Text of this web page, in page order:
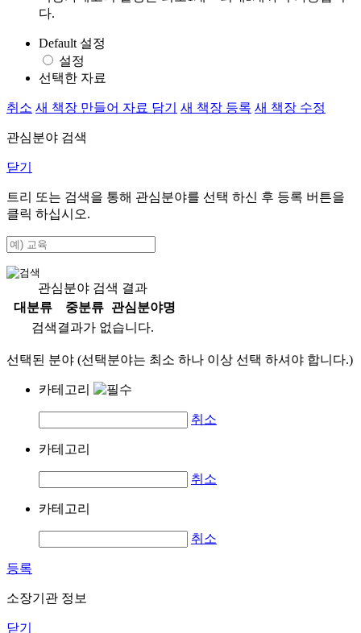
다.
Default 설정
설정
선택한 자료
취소 새 책장 만들어 자료 담기 새 책장 등록 새 책장 수정
관심분야 검색
닫기
트리 또는 검색을 통해 관심분야를 선택 하신 후 등록 버튼을
클릭 하십시오.
관심분야 검색 결과
대분류
중분류
관심분야명
검색결과가 없습니다.
선택된 분야 (선택분야는 최소 하나 이상 선택 하셔야 합니다.)
카테고리
취소
카테고리
취소
카테고리
취소
등록
소장기관 정보
닫기